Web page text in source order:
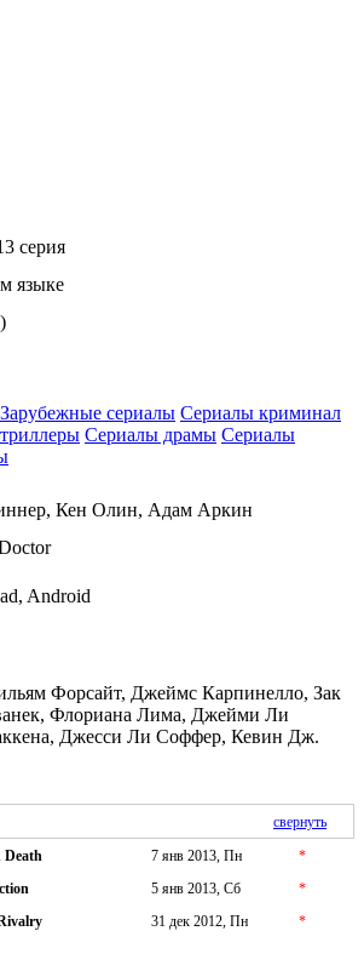
серия
языке
Зарубежные сериалы Сериалы криминал
Сериалы драмы Сериалы
Кен Олин, Адам Аркин
Android
Форсайт, Джеймс Карпинелло, Зак
Флориана Лима, Джейми Ли
Джесси Ли Соффер, Кевин Дж.
свернуть
Death 7 янв 2013, Пн
*
5 янв 2013, Сб
*
31 дек 2012, Пн *